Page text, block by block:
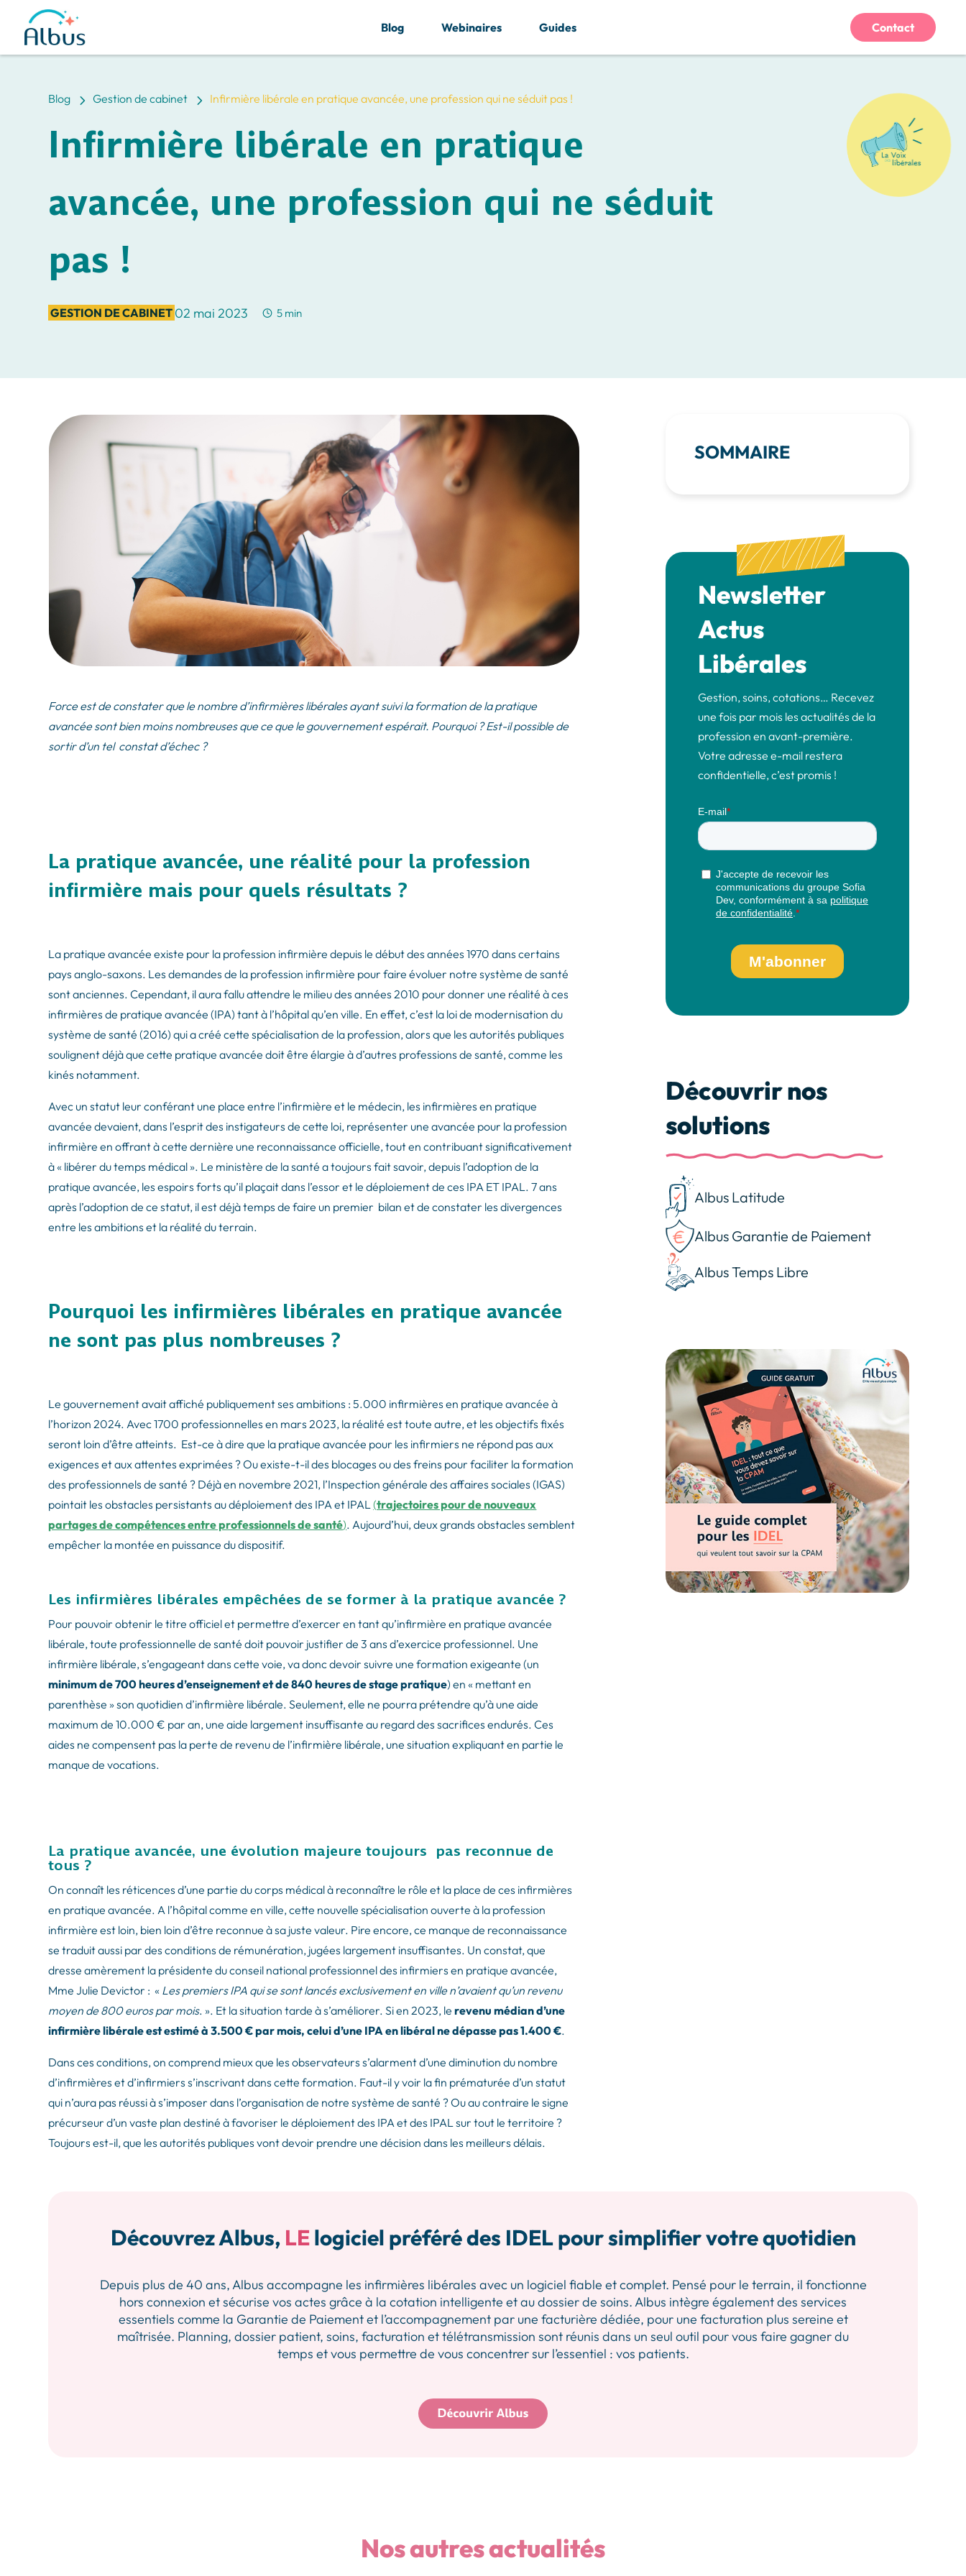
Blog 5 Gestion de cabinet 5 Infirmière libérale en pratique avancée, une profession qui ne séduit pas !
Infirmière libérale en pratique
avancée, une profession qui ne séduit
pas !
GESTION DE CABINET 02 mai 2023 5 min
Force est de constater que le nombre d’infirmières libérales ayant suivi la formation de la pratique
avancée sont bien moins nombreuses que ce que le gouvernement espérait. Pourquoi ? Est-il possible de
sortir d’un tel constat d’échec ?
La pratique avancée, une réalité pour la profession
infirmière mais pour quels résultats ?
La pratique avancée existe pour la profession infirmière depuis le début des années 1970 dans certains
pays anglo-saxons. Les demandes de la profession infirmière pour faire évoluer notre système de santé
sont anciennes. Cependant, il aura fallu attendre le milieu des années 2010 pour donner une réalité à ces
infirmières de pratique avancée (IPA) tant à l’hôpital qu’en ville. En effet, c’est la loi de modernisation du
système de santé (2016) qui a créé cette spécialisation de la profession, alors que les autorités publiques
soulignent déjà que cette pratique avancée doit être élargie à d’autres professions de santé, comme les
kinés notamment.
Avec un statut leur conférant une place entre l’infirmière et le médecin, les infirmières en pratique
avancée devaient, dans l’esprit des instigateurs de cette loi, représenter une avancée pour la profession
infirmière en offrant à cette dernière une reconnaissance officielle, tout en contribuant significativement
à « libérer du temps médical ». Le ministère de la santé a toujours fait savoir, depuis l’adoption de la
pratique avancée, les espoirs forts qu’il plaçait dans l’essor et le déploiement de ces IPA ET IPAL. 7 ans
après l’adoption de ce statut, il est déjà temps de faire un premier bilan et de constater les divergences
entre les ambitions et la réalité du terrain.
Pourquoi les infirmières libérales en pratique avancée
ne sont pas plus nombreuses ?
Le gouvernement avait affiché publiquement ses ambitions : 5.000 infirmières en pratique avancée à
l’horizon 2024. Avec 1700 professionnelles en mars 2023, la réalité est toute autre, et les objectifs fixés
seront loin d’être atteints. Est-ce à dire que la pratique avancée pour les infirmiers ne répond pas aux
exigences et aux attentes exprimées ? Ou existe-t-il des blocages ou des freins pour faciliter la formation
des professionnels de santé ? Déjà en novembre 2021, l’Inspection générale des affaires sociales (IGAS)
pointait les obstacles persistants au déploiement des IPA et IPAL(trajectoires pour de nouveaux
partages de compétences entre professionnels de santé). Aujourd’hui, deux grands obstacles semblent
empêcher la montée en puissance du dispositif.
Les infirmières libérales empêchées de se former à la pratique avancée ?
Pour pouvoir obtenir le titre officiel et permettre d’exercer en tant qu’infirmière en pratique avancée
libérale, toute professionnelle de santé doit pouvoir justifier de 3 ans d’exercice professionnel. Une
infirmière libérale, s’engageant dans cette voie, va donc devoir suivre une formation exigeante (un
minimum de 700 heures d’enseignement et de 840 heures de stage pratique) en « mettant en
parenthèse » son quotidien d’infirmière libérale. Seulement, elle ne pourra prétendre qu’à une aide
maximum de 10.000 € par an, une aide largement insuffisante au regard des sacrifices endurés. Ces
aides ne compensent pas la perte de revenu de l’infirmière libérale, une situation expliquant en partie le
manque de vocations.
La pratique avancée, une évolution majeure toujours pas reconnue de
tous ?
On connaît les réticences d’une partie du corps médical à reconnaître le rôle et la place de ces infirmières
en pratique avancée. A l’hôpital comme en ville, cette nouvelle spécialisation ouverte à la profession
infirmière est loin, bien loin d’être reconnue à sa juste valeur. Pire encore, ce manque de reconnaissance
se traduit aussi par des conditions de rémunération, jugées largement insuffisantes. Un constat, que
dresse amèrement la présidente du conseil national professionnel des infirmiers en pratique avancée,
Mme Julie Devictor : « Les premiers IPA qui se sont lancés exclusivement en ville n’avaient qu’un revenu
moyen de 800 euros par mois. ». Et la situation tarde à s’améliorer. Si en 2023, lerevenu médian d’une
infirmière libérale est estimé à 3.500 € par mois, celui d’une IPA en libéral ne dépasse pas 1.400 €.
Dans ces conditions, on comprend mieux que les observateurs s’alarment d’une diminution du nombre
d’infirmières et d’infirmiers s’inscrivant dans cette formation. Faut-il y voir la fin prématurée d’un statut
qui n’aura pas réussi à s’imposer dans l’organisation de notre système de santé ? Ou au contraire le signe
précurseur d’un vaste plan destiné à favoriser le déploiement des IPA et des IPAL sur tout le territoire ?
Toujours est-il, que les autorités publiques vont devoir prendre une décision dans les meilleurs délais.
SOMMAIRE
Newsletter
Actus
Libérales
Gestion, soins, cotations… Recevez
une fois par mois les actualités de la
profession en avant-première.
Votre adresse e-mail restera
confidentielle, c’est promis !
Découvrir nos
solutions
Albus Latitude
Albus Garantie de Paiement
Albus Temps Libre
Découvrez Albus, LElogiciel préféré des IDEL pour simplifier votre quotidien
Depuis plus de 40 ans, Albus accompagne les infirmières libérales avec un logiciel fiable et complet. Pensé pour le terrain, il fonctionne
hors connexion et sécurise vos actes grâce à la cotation intelligente et au dossier de soins. Albus intègre également des services
essentiels comme la Garantie de Paiement et l’accompagnement par une facturière dédiée, pour une facturation plus sereine et
maîtrisée. Planning, dossier patient, soins, facturation et télétransmission sont réunis dans un seul outil pour vous faire gagner du
temps et vous permettre de vous concentrer sur l’essentiel : vos patients.
Nos autres actualités
Blog Webinaires Guides Contact